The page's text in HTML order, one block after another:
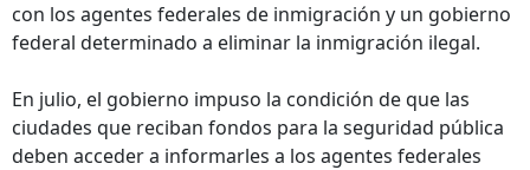
con los agentes federales de inmigración y un gobierno
federal determinado a eliminar la inmigración ilegal.
En julio, el gobierno impuso la condición de que las
ciudades que reciban fondos para la seguridad pública
deben acceder a informarles a los agentes federales